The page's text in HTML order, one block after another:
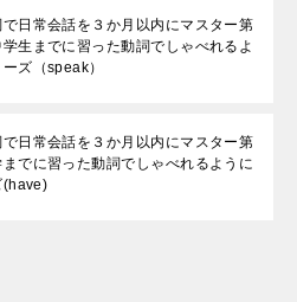
日常会話を３か月以内にマスター第
学生までに習った動詞でしゃべれるよ
ズ（speak）
日常会話を３か月以内にマスター第
までに習った動詞でしゃべれるように
(have)